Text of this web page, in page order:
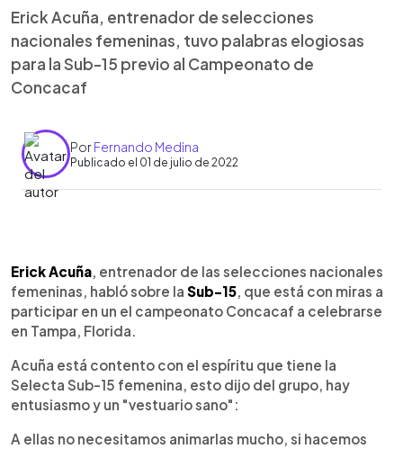
Erick Acuña, entrenador de selecciones
nacionales femeninas, tuvo palabras elogiosas
para la Sub-15 previo al Campeonato de
Concacaf
PorFernando Medina
Publicado el 01 de julio de 2022
► Escuchar artículo
Erick Acuña, entrenador de las selecciones nacionales
femeninas, habló sobre la Sub-15, que está con miras a
participar en un el campeonato Concacaf a celebrarse
en Tampa, Florida.
Acuña está contento con el espíritu que tiene la
Selecta Sub-15 femenina, esto dijo del grupo, hay
entusiasmo y un "vestuario sano":
A ellas no necesitamos animarlas mucho, si hacemos